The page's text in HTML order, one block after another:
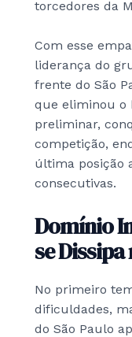
torcedores da
Com esse
liderança do
frente do São
que eliminou o
preliminar,
competição,
última posição
consecutivas.
Domínio
se
No primeiro
dificuldades,
do São Paulo